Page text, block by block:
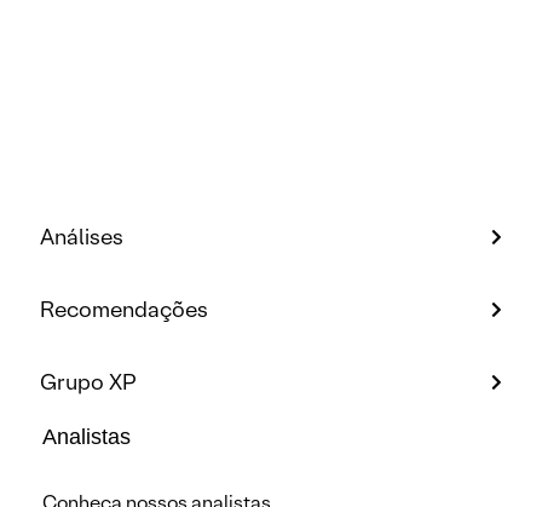
Análises
Recomendações
Grupo XP
Analistas